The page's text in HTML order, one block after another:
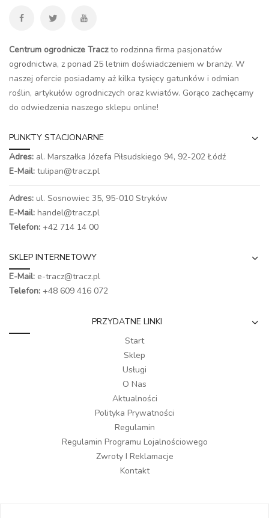
Centrum ogrodnicze Traczto rodzinna firma pasjonatów
ogrodnictwa, z ponad 25 letnim doświadczeniem w branży. W
naszej ofercie posiadamy aż kilka tysięcy gatunków i odmian
roślin, artykułów ogrodniczych oraz kwiatów. Gorąco zachęcamy
do odwiedzenia naszego sklepu online!
PUNKTY STACJONARNE
Adres: al. Marszałka Józefa Piłsudskiego 94, 92-202 Łódź
E-Mail: tulipan@tracz.pl
Adres: ul. Sosnowiec 35, 95-010 Stryków
E-Mail: handel@tracz.pl
Telefon: +42 714 14 00
SKLEP INTERNETOWY
E-Mail: e-tracz@tracz.pl
Telefon: +48 609 416 072
PRZYDATNE LINKI
Start
Sklep
Usługi
O Nas
Aktualności
Polityka Prywatności
Regulamin
Regulamin Programu Lojalnościowego
Zwroty I Reklamacje
Kontakt